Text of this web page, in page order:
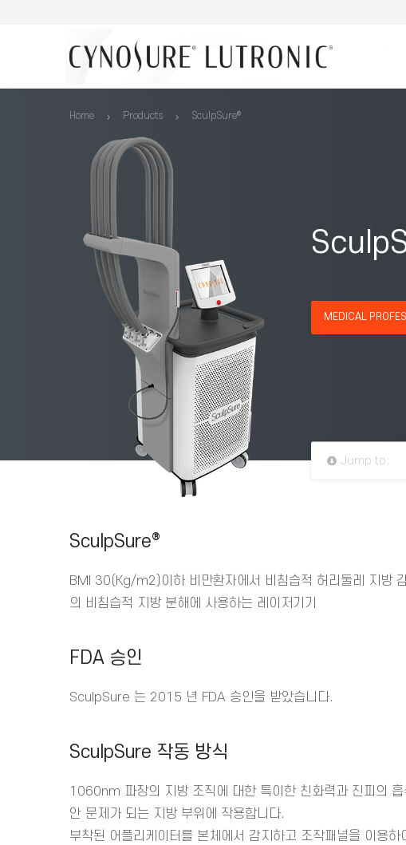
Home Products SculpSure®
MEDICAL
Jump to:
SculpSure®
BMI 30(Kg/m2)이하 비만환자에서 비침습적 허리둘레 지방
의 비침습적 지방 분해에 사용하는 레이저기기
FDA 승인
SculpSure 는 2015 년 FDA 승인을 받았습니다.
SculpSure 작동 방식
1060nm 파장의 지방 조직에 대한 특이한 친화력과 진피의
안 문제가 되는 지방 부위에 작용합니다.
부착된 어플리케이터를 본체에서 감지하고 조작패널을 이용